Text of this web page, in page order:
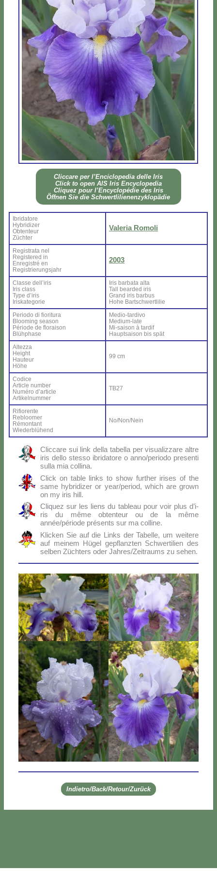
Clic­ca­re per l’En­ci­clo­pe­dia del­le Iris
Click to open AIS Iris En­cy­clo­pe­dia
Cli­quez pour l’En­cy­clo­pé­die des Iris
Öff­nen Sie die Sch­wer­tli­lie­nen­zy­klo­pä­die
Ibri­da­to­re
Hy­bri­di­zer
Ob­ten­teur
Zü­ch­ter
Va­le­ria Ro­mo­li
Re­gi­stra­ta nel
Re­gi­ste­red in
En­re­gi­stré en
Re­gi­strie­rung­sjahr
2003
Clas­se del­l’i­ris
Iris class
Ty­pe d’i­ris
Iri­ska­te­go­rie
Iris bar­ba­ta al­ta
Tall bear­ded iris
Grand iris bar­bus
Ho­he Bar­ts­ch­wer­tli­lie
Pe­rio­do di fio­ri­tu­ra
Bloo­ming sea­son
Pé­rio­de de flo­rai­son
Blü­h­pha­se
Me­dio-tar­di­vo
Me­dium-la­te
Mi-sai­son à tar­dif
Haup­tsai­son bis spät
Al­tez­za
Height
Hau­teur
Hö­he
99 cm
Co­di­ce
Ar­ti­cle num­ber
Nu­mé­ro d’ar­ti­cle
Ar­ti­kel­num­mer
TB27
Ri­fio­ren­te
Re­bloo­mer
Ré­mon­tant
Wie­der­blü­hend
No/Non/Nein
Clic­ca­re sui link del­la ta­bel­la per vi­sua­liz­za­re al­tre
iris del­lo stes­so ibri­da­to­re o anno/periodo pre­sen­ti
sul­la mia col­li­na.
Click on ta­ble links to show fur­ther iri­ses of the
sa­me hy­bri­di­zer or year/period, which are gro­wn
on my iris hill.
Cli­quez sur les liens du ta­bleau pour voir plus d’i­
ris du mê­me ob­ten­teur ou de la mê­me
année/période pré­sen­ts sur ma col­li­ne.
Klic­ken Sie auf die Links der Ta­bel­le, um wei­te­re
auf mei­nem Hü­gel ge­p­flanz­ten Sch­wer­ti­lien des
sel­ben Zü­ch­ters oder Jahres/Zeitraums zu se­hen.
Indietro/Back/Retour/Zurück